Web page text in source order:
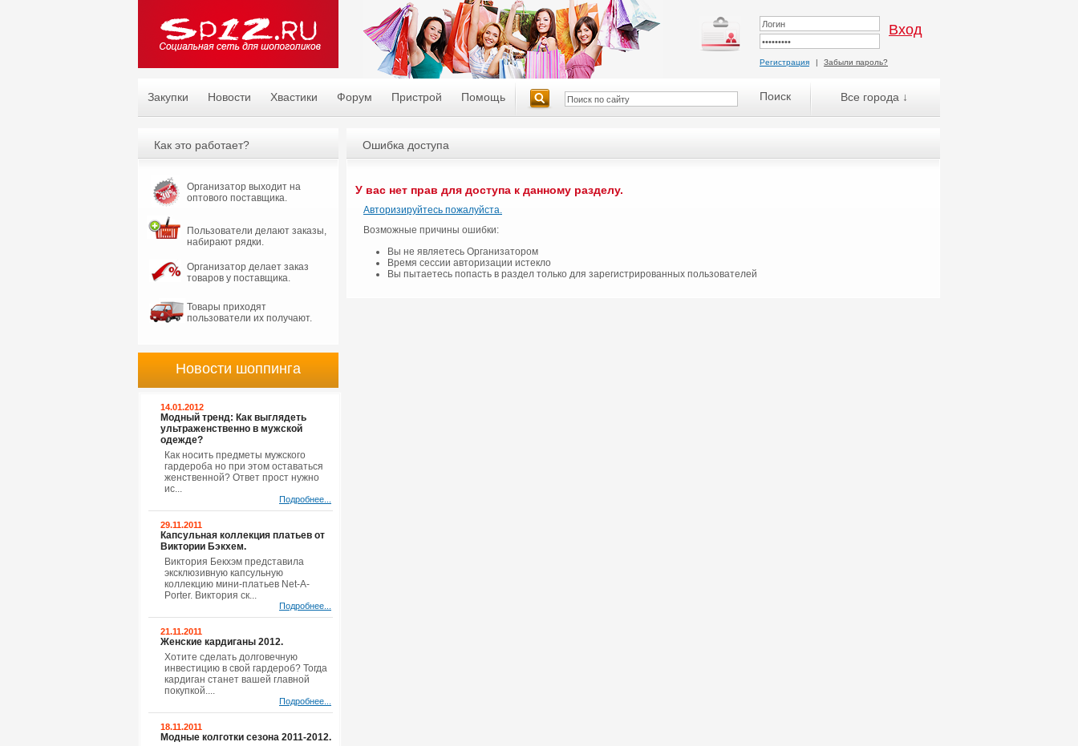
Регистрация | Забыли пароль?
Закупки Новости Хвастики Форум Пристрой Помощь Все города ↓
Ошибка доступа
У вас нет прав для доступа к данному разделу.
Авторизируйтесь пожалуйста.
Возможные причины ошибки:
Вы не являетесь Организатором
Время сессии авторизации истекло
Вы пытаетесь попасть в раздел только для зарегистрированных пользователей
Как это работает?
Организатор выходит на
оптового поставщика.
Пользователи делают заказы,
набирают рядки.
Организатор делает заказ
товаров у поставщика.
Товары приходят
пользователи их получают.
Новости шоппинга
14.01.2012
Модный тренд: Как выглядеть
ультраженственно в мужской
одежде?
Как носить предметы мужского
гардероба но при этом оставаться
женственной? Ответ прост нужно
ис...
Подробнее...
29.11.2011
Капсульная коллекция платьев от
Виктории Бэкхем.
Виктория Бекхэм представила
эксклюзивную капсульную
коллекцию мини-платьев Net-A-
Porter. Виктория ск...
Подробнее...
21.11.2011
Женские кардиганы 2012.
Хотите сделать долговечную
инвестицию в свой гардероб? Тогда
кардиган станет вашей главной
покупкой....
Подробнее...
18.11.2011
Модные колготки сезона 2011-2012.